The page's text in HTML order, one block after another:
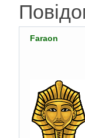
Faraon